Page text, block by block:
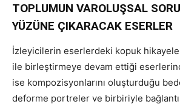
TOPLUMUN VAROLUŞSAL
YÜZÜNE ÇIKARACAK ESERLER
İzleyicilerin eserlerdeki kopuk
ile birleştirmeye devam ettiği
ise kompozisyonlarını oluşturduğu
deforme portreler ve birbiriyle